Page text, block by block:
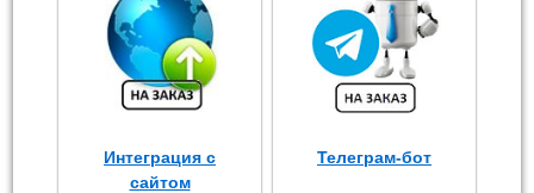
Интеграция с
сайтом
Телеграм-бот